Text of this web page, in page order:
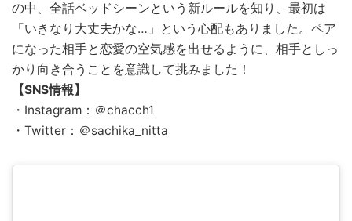
の中、全話ベッドシーンという新ルールを知り、最初は
「いきなり大丈夫かな…」という心配もありました。ペア
になった相手と恋愛の空気感を出せるように、相手としっ
かり向き合うことを意識して挑みました！
【SNS情報】
・Instagram：＠chacch1
・Twitter：＠sachika_nitta